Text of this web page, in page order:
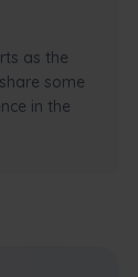
as the
some
in the